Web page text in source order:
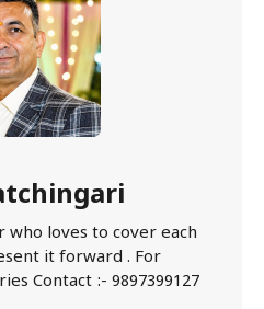
who loves to cover each
it forward . For
Contact :- 9897399127